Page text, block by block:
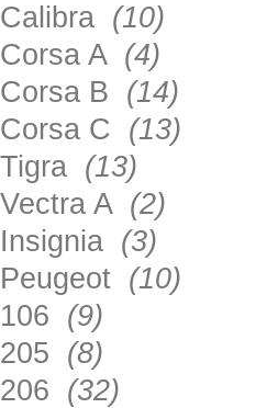
Calibra (10)
Corsa A (4)
Corsa B (14)
Corsa C (13)
Tigra (13)
Vectra A (2)
Insignia (3)
Peugeot (10)
106 (9)
205 (8)
206 (32)